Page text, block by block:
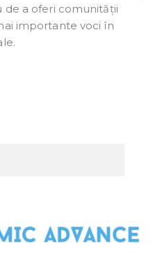
de a oferi comunității
importante voci în